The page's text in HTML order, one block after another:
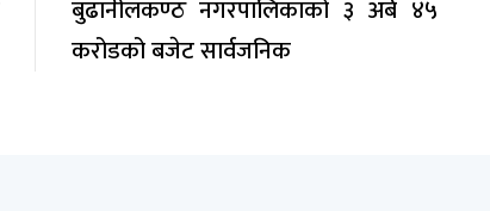
बुढानीलकण्ठ नगरपालिकाको ३ अर्ब ४५
करोडको बजेट सार्वजनिक